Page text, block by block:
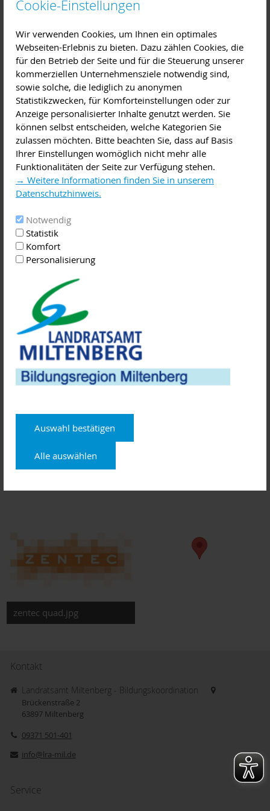
Cookie-Einstellungen
Wir verwenden Cookies, um Ihnen ein optimales
Webseiten-Erlebnis zu bieten. Dazu zählen Cookies, die
für den Betrieb der Seite und für die Steuerung unserer
kommerziellen Unternehmensziele notwendig sind,
sowie solche, die lediglich zu anonymen
Statistikzwecken, für Komforteinstellungen oder zur
Anzeige personalisierter Inhalte genutzt werden. Sie
können selbst entscheiden, welche Kategorien Sie
zulassen möchten. Bitte beachten Sie, dass auf Basis
Ihrer Einstellungen womöglich nicht mehr alle
Funktionalitäten der Seite zur Verfügung stehen.
→ Weitere Informationen finden Sie in unserem
Datenschutzhinweis.
Notwendig
Statistik
Komfort
Personalisierung
Auswahl bestätigen
Alle auswählen
Organisationsabläufen, Produktion, Vertrieb und
Beratung
Diese Veranstaltung im iCal-Format speichern
Jeden 3. Mittwoch im Monat bieten ehemalige
Wirtschaftsexperten Existenzgründern und mittelständischen
Unternehmen honorarfreie Beratung an. Auch die
Existenzsicherung und die Unternehmensnachfolge sind
Themen der Sprechtage. Die Unternehmersprechtage werden
ab sofort wieder in persönlichen Gesprächen unter den
entsprechenden Sicherheits- und Hygieneregeln fortgeführt.
Die jeweils einstündigen Beratungsgespräche finden im
ZENTEC GmbH in Großwallstadt statt.
Anmeldung: Bitte über die Homepage der ZENTEC GmbH
www.zentec.de
ZENTEC GmbH
Jutta Wotschak
Telefon: 06022 26-1110
E-Mail: wotschak@zentec.de
Anmeldeschluss: 19. Oktober 2020
www.aktivsenioren.de
Kitzingen,
zentec quad.jpg
Kontakt
Landratsamt Miltenberg - Bildungskoordination
Brückenstraße 2
63897 Miltenberg
09371 501-401
info@lra-mil.de
Service